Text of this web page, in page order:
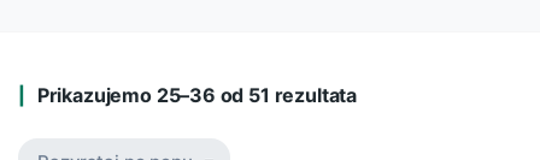
Prikazujemo 25–36 od 51 rezultata